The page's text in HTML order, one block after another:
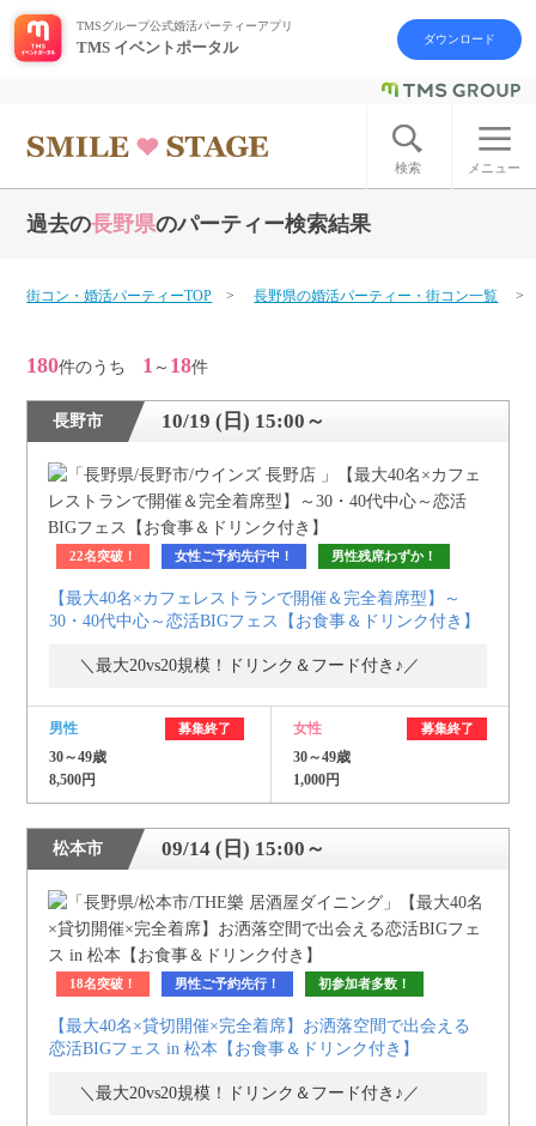
ログイン アカウント登録
はじめての方へ
今週の婚活パーティー
婚活パーティーの流れ
よくあるご質問
アフターアプローチとは
お問い合わせ
個人情報保護方針 launch
子どもの安全基準に関するポリシーlaunch
運営会社
PR
約1,300店の中から
TMSグループ公式婚活パーティーアプリ
TMS イベントポータル ダウンロード
検索 メニュー
過去の長野県のパーティー検索結果
街コン・婚活パーティーTOP 長野県の婚活パーティー・街コン一覧
180件のうち 1 ～ 18件
長野市 10/19 (日) 15:00～
22名突破！ 女性ご予約先行中！ 男性残席わずか！
【最大40名×カフェレストランで開催＆完全着席型】～
30・40代中心～恋活BIGフェス【お食事＆ドリンク付き】
＼最大20vs20規模！ドリンク＆フード付き♪／
男性 募集終了
30～49歳
8,500円
女性 募集終了
30～49歳
1,000円
松本市 09/14 (日) 15:00～
18名突破！ 男性ご予約先行！ 初参加者多数！
【最大40名×貸切開催×完全着席】お洒落空間で出会える
恋活BIGフェス in 松本【お食事＆ドリンク付き】
＼最大20vs20規模！ドリンク＆フード付き♪／